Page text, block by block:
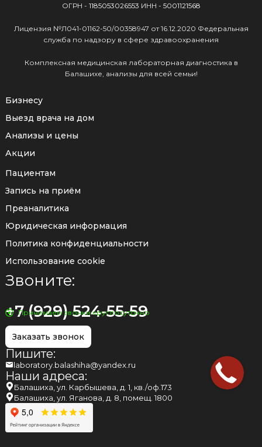
ОГРН - 1185053026553 ИНН - 5001121568
Лицензия №Л041-01162-50/00358947 от 16.12.2020 Федеральная
служба по надзору в сфере здравоохранения
Комплексная медицинская лабораторная диагностика в
Балашихе, анализы для всей семьи!
Бизнесу
Выезд врача на дом
Анализы и цены
Акции
Пациентам
Запись на приём
Преаналитика
Юридическая информация
Политика конфиденциальности
Использование cookie
Звоните:
+7 (929) 524-55-59
Принимаем звонки круглосуточно
Заказать звонок
Пишите:
laboratory.balashiha@yandex.ru
Наши адреса:
Балашиха, ул. Карбышева, д. 1, кв./оф.173
Балашиха, ул. Яганова, д. 8, помещ. 1800